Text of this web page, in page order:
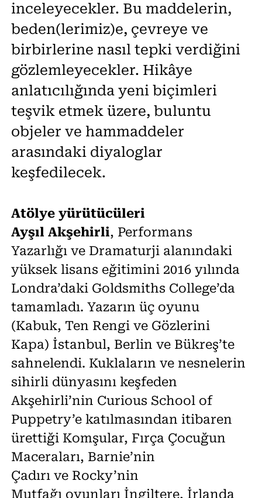
inceleyecekler. Bu maddelerin,
beden(lerimiz)e, çevreye ve
birbirlerine nasıl tepki verdiğini
gözlemleyecekler. Hikâye
anlatıcılığında yeni biçimleri
teşvik etmek üzere, buluntu
objeler ve hammaddeler
arasındaki diyaloglar
keşfedilecek.
Atölye yürütücüleri
Ayşıl Akşehirli, Performans
Yazarlığı ve Dramaturji alanındaki
yüksek lisans eğitimini 2016 yılında
Londra’daki Goldsmiths College’da
tamamladı. Yazarın üç oyunu
(Kabuk, Ten Rengi ve Gözlerini
Kapa) İstanbul, Berlin ve Bükreş’te
sahnelendi. Kuklaların ve nesnelerin
sihirli dünyasını keşfeden
Akşehirli’nin Curious School of
Puppetry’e katılmasından itibaren
ürettiği Komşular, Fırça Çocuğun
Maceraları, Barnie’nin
Çadırı ve Rocky’nin
Mutfağı oyunları İngiltere, İrlanda